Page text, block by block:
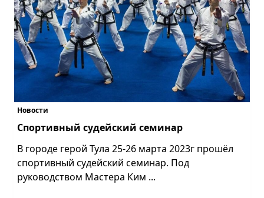
Новости
Cпортивный судейский семинар
В городе герой Тула 25-26 марта 2023г прошёл
спортивный судейский семинар. Под
руководством Мастера Ким ...